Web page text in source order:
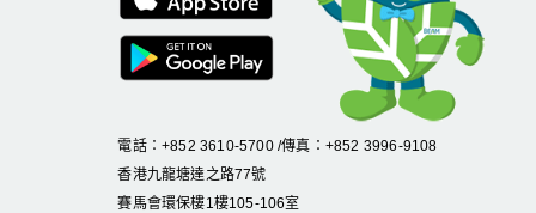
電話：+852 3610-5700 /傳真：+852 3996-9108
香港九龍塘達之路77號
賽馬會環保樓1 樓105-106室